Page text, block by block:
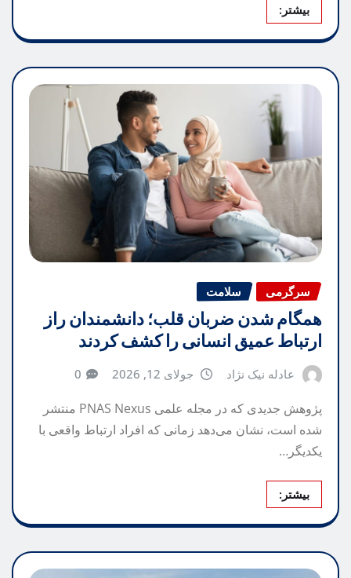
بیشتر:
سرگرمی سلامت
همگام شدن ضربان قلب؛ دانشمندان راز
ارتباط عمیق انسانی را کشف کردند
عادله نیک نژاد جولای 12, 2026 0
پژوهش جدیدی که در مجله علمی PNAS Nexus منتشر
شده است، نشان می‌دهد زمانی که افراد ارتباط واقعی با
یکدیگر…
بیشتر: